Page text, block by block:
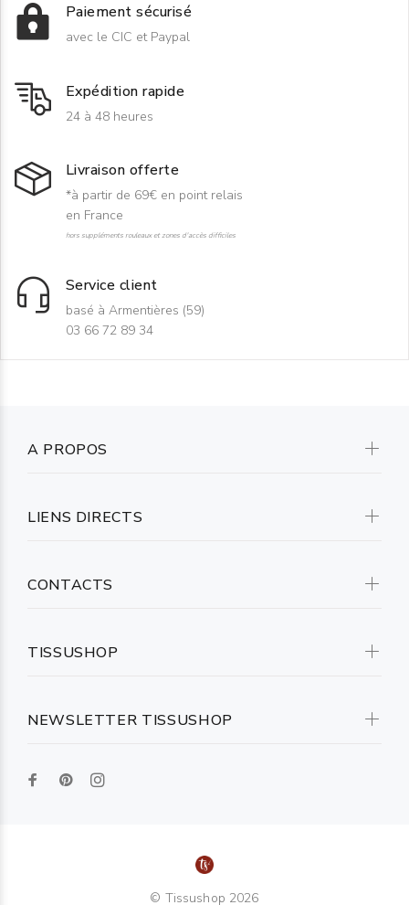
Paiement sécurisé
avec le CIC et Paypal
Expédition rapide
24 à 48 heures
Livraison offerte
*à partir de 69€ en point relais
en France
hors suppléments rouleaux et zones d'accès difficiles
Service client
basé à Armentières (59)
03 66 72 89 34
NEWSLETTER TISSUSHOP
A PROPOS
LIENS DIRECTS
CONTACTS
TISSUSHOP
© Tissushop 2026